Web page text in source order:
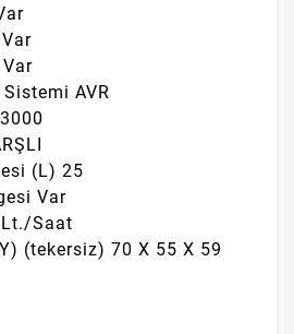
Var
AVR
(L) 25
Var
Lt./Saat
(tekersiz) 70 X 55 X 59